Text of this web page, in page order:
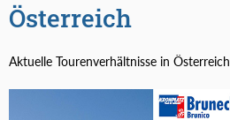
Österreich
Aktuelle Tourenverhältnisse in Österreich